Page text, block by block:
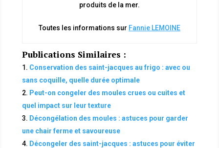
produits de la mer.
Toutes les informations sur Fannie LEMOINE
Publications Similaires :
Conservation des saint-jacques au frigo : avec ou
sans coquille, quelle durée optimale
Peut-on congeler des moules crues ou cuites et
quel impact sur leur texture
Décongélation des moules : astuces pour garder
une chair ferme et savoureuse
Décongeler des saint-jacques : astuces pour éviter